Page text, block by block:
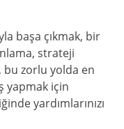
başa çıkmak, bir
strateji
bu zorlu yolda en
yapmak için
yardımlarınızı